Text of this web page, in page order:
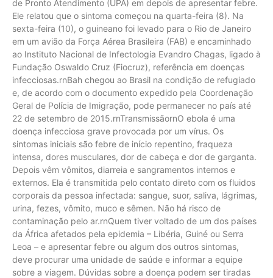
de Pronto Atendimento (UPA) em depois de apresentar febre.
Ele relatou que o sintoma começou na quarta-feira (8). Na
sexta-feira (10), o guineano foi levado para o Rio de Janeiro
em um avião da Força Aérea Brasileira (FAB) e encaminhado
ao Instituto Nacional de Infectologia Evandro Chagas, ligado à
Fundação Oswaldo Cruz (Fiocruz), referência em doenças
infecciosas.rnBah chegou ao Brasil na condição de refugiado
e, de acordo com o documento expedido pela Coordenação
Geral de Polícia de Imigração, pode permanecer no país até
22 de setembro de 2015.rnTransmissãornO ebola é uma
doença infecciosa grave provocada por um vírus. Os
sintomas iniciais são febre de início repentino, fraqueza
intensa, dores musculares, dor de cabeça e dor de garganta.
Depois vêm vômitos, diarreia e sangramentos internos e
externos. Ela é transmitida pelo contato direto com os fluidos
corporais da pessoa infectada: sangue, suor, saliva, lágrimas,
urina, fezes, vômito, muco e sêmen. Não há risco de
contaminação pelo ar.rnQuem tiver voltado de um dos países
da África afetados pela epidemia – Libéria, Guiné ou Serra
Leoa – e apresentar febre ou algum dos outros sintomas,
deve procurar uma unidade de saúde e informar a equipe
sobre a viagem. Dúvidas sobre a doença podem ser tiradas